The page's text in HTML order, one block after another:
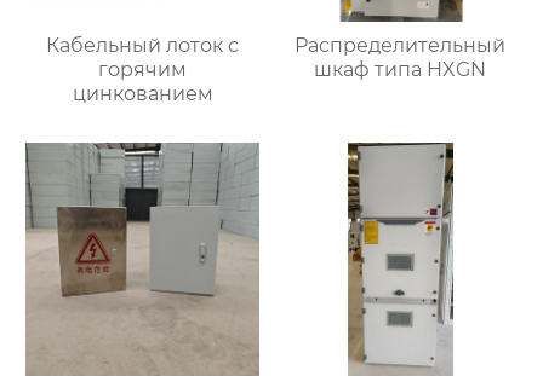
Кабельный лоток с
горячим
цинкованием
Распределительный
шкаф типа HXGN